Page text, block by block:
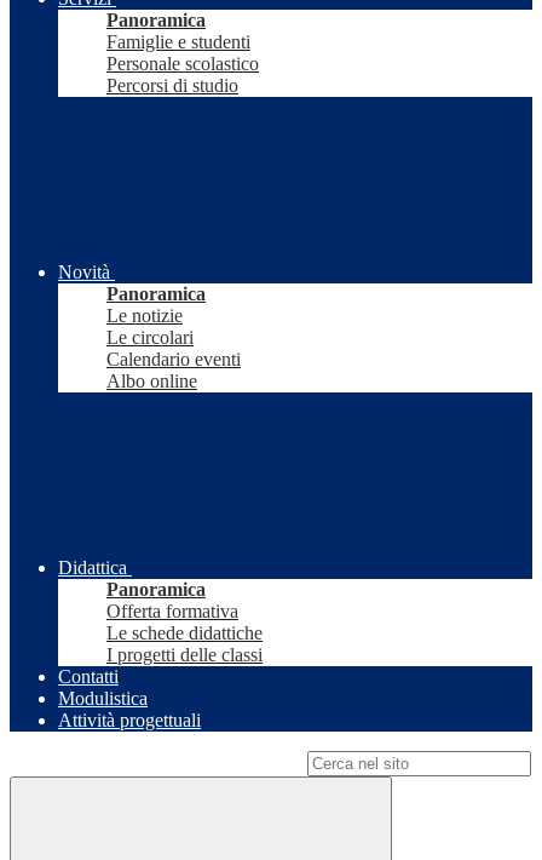
Panoramica
Famiglie e studenti
Personale scolastico
Percorsi di studio
Novità
Panoramica
Le notizie
Le circolari
Calendario eventi
Albo online
Didattica
Panoramica
Offerta formativa
Le schede didattiche
I progetti delle classi
Contatti
Modulistica
Attività progettuali